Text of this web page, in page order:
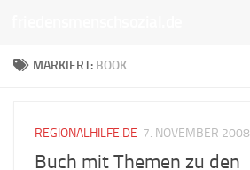
MARKIERT: BOOK
REGIONALHILFE.DE 7. NOVEMBER 2008
Buch mit Themen zu den